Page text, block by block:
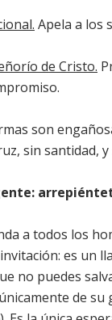
Apela a los
de Cristo.
son
sin santidad,
a todos los
es un
no puedes
de